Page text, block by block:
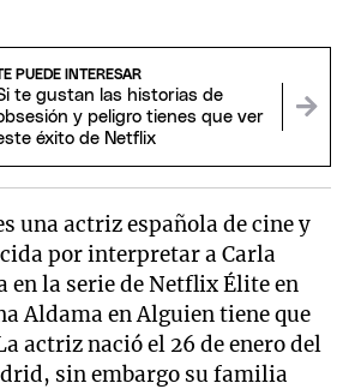
PUEDE INTERESAR
te gustan las historias de
y peligro tienes que ver
éxito de Netflix
una actriz española de cine y
por interpretar a Carla
en la serie de Netflix Élite en
Aldama en Alguien tiene que
actriz nació el 26 de enero del
sin embargo su familia